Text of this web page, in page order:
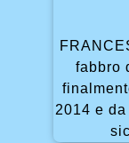
fabbro
2014 e